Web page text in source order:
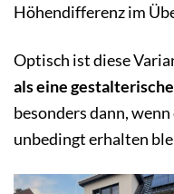
Höhendifferenz im
Optisch ist diese
als eine
besonders dann,
unbedingt erhalten